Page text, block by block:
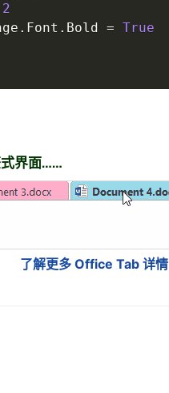
2
. Font . Bold = True
界面……
了解更多 Office Tab 详情